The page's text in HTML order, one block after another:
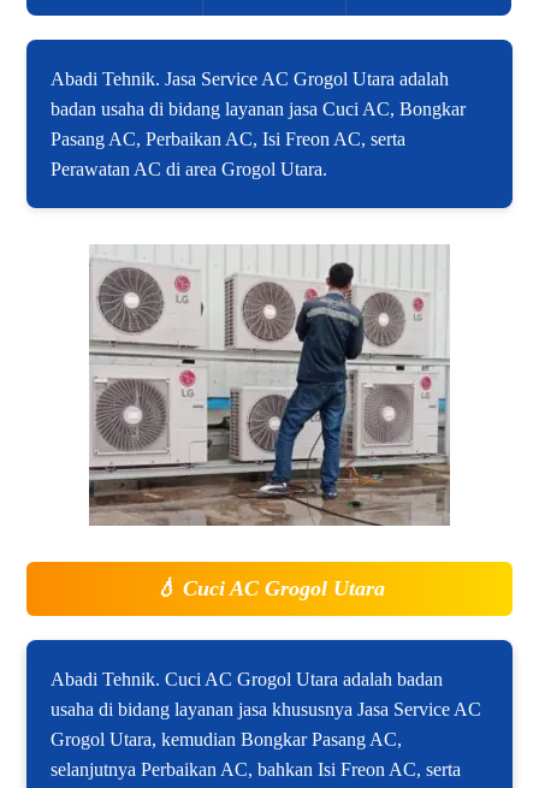
Abadi Tehnik. Jasa Service AC Grogol Utara adalah
badan usaha di bidang layanan jasa Cuci AC, Bongkar
Pasang AC, Perbaikan AC, Isi Freon AC, serta
Perawatan AC di area Grogol Utara.
💧 Cuci AC Grogol Utara
Abadi Tehnik. Cuci AC Grogol Utara adalah badan
usaha di bidang layanan jasa khususnya Jasa Service AC
Grogol Utara, kemudian Bongkar Pasang AC,
selanjutnya Perbaikan AC, bahkan Isi Freon AC, serta